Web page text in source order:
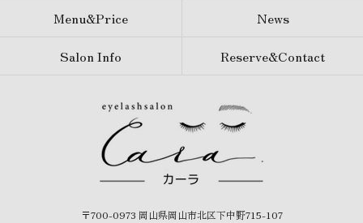
Menu&Price
News
Salon Info
Reserve&Contact
〒700-0973 岡山県岡山市北区下中野715-107